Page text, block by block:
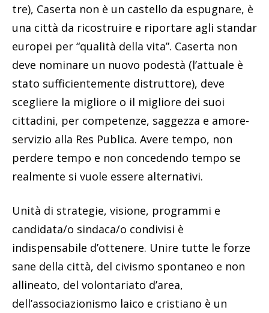
tre), Caserta non è un castello da espugnare, è
una città da ricostruire e riportare agli standar
europei per “qualità della vita”. Caserta non
deve nominare un nuovo podestà (l’attuale è
stato sufficientemente distruttore), deve
scegliere la migliore o il migliore dei suoi
cittadini, per competenze, saggezza e amore-
servizio alla Res Publica. Avere tempo, non
perdere tempo e non concedendo tempo se
realmente si vuole essere alternativi.
Unità di strategie, visione, programmi e
candidata/o sindaca/o condivisi è
indispensabile d’ottenere. Unire tutte le forze
sane della città, del civismo spontaneo e non
allineato, del volontariato d’area,
dell’associazionismo laico e cristiano è un